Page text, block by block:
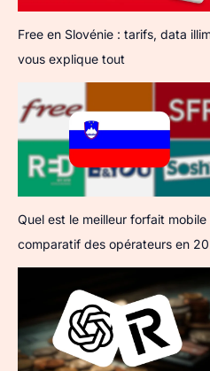
Free en Slovénie : tarifs, data
vous explique tout
Quel est le meilleur forfait
comparatif des opérateurs en